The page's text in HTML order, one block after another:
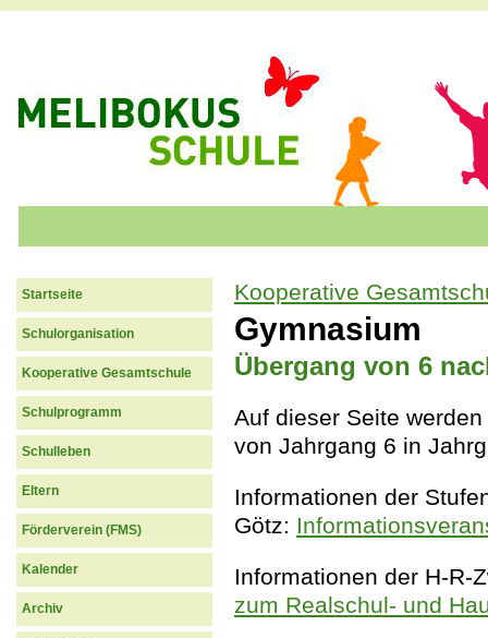
Sie sind hier
Kooperative
Gymnasium
Übergang von 6
Auf dieser Seite
von Jahrgang 6 in
Informationen der
Götz:
Informationen der H-R-
zum Realschul- und
Startseite
Schulorganisation
Kooperative Gesamtschule
Schulprogramm
Schulleben
Eltern
Förderverein (FMS)
Kalender
Archiv